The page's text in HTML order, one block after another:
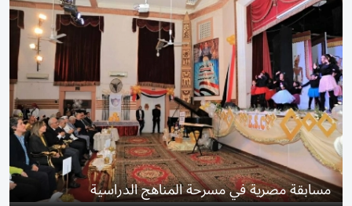
مسابقة مصرية في مسرحة المناهج الدراسية